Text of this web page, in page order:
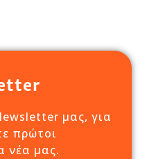
μας, για
πρώτοι
νέα μας.